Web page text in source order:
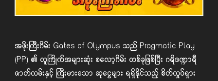
အဖိုးကြီးဂိမ်း Gates of Olympus သည် Pragmatic Play
(PP) ၏ လူကြိုက်အများဆုံး စလော့ဂိမ်း တစ်ခုဖြစ်ပြီး ဂရိဒဏ္ဍာရီ
ဇာတ်လမ်းနှင့် ကြီးမားသော ဆုငွေများ ရရှိနိုင်သည့် စိတ်လှုပ်ရှား